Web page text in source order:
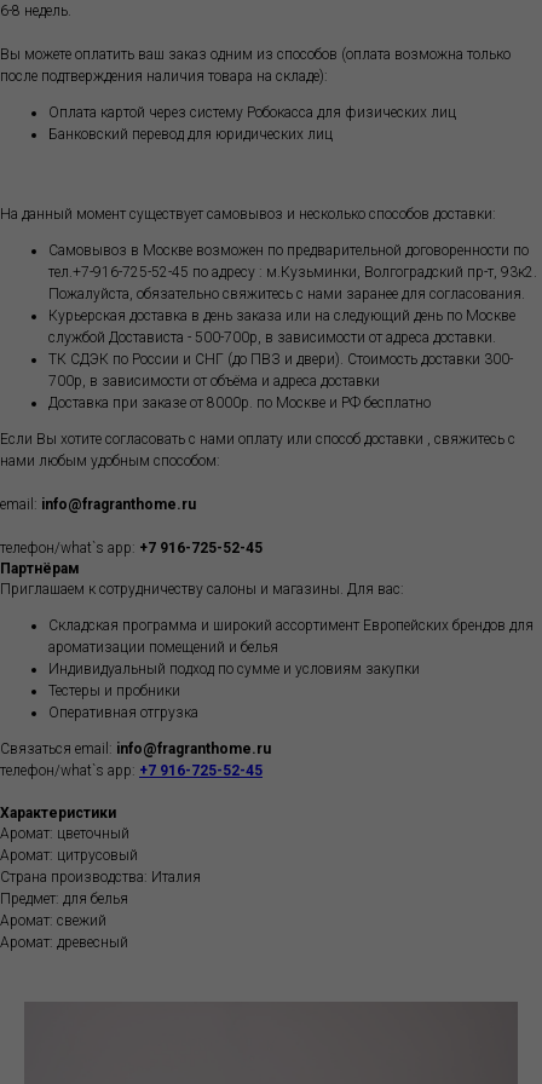
6-8 недель.
Вы можете оплатить ваш заказ одним из способов (оплата возможна только
после подтверждения наличия товара на складе):
Оплата картой через систему Робокасса для физических лиц
Банковский перевод для юридических лиц
На данный момент существует самовывоз и несколько способов доставки:
Самовывоз в Москве возможен по предварительной договоренности по
тел.+7-916-725-52-45 по адресу : м.Кузьминки, Волгоградский пр-т, 93к2.
Пожалуйста, обязательно свяжитесь с нами заранее для согласования.
Курьерская доставка в день заказа или на следующий день по Москве
службой Достависта - 500-700р, в зависимости от адреса доставки.
ТК СДЭК по России и СНГ (до ПВЗ и двери). Стоимость доставки 300-
700р, в зависимости от объёма и адреса доставки
Доставка при заказе от 8000р. по Москве и РФ бесплатно
Если Вы хотите согласовать с нами оплату или способ доставки , свяжитесь с
нами любым удобным способом:
email: info@fragranthome.ru
телефон/what`s app: +7 916-725-52-45
Партнёрам
Приглашаем к сотрудничеству салоны и магазины. Для вас:
Складская программа и широкий ассортимент Европейских брендов для
ароматизации помещений и белья
Индивидуальный подход по сумме и условиям закупки
Тестеры и пробники
Оперативная отгрузка
Связаться email: info@fragranthome.ru
телефон/what`s app: +7 916-725-52-45
Характеристики
Аромат: цветочный
Аромат: цитрусовый
Страна производства: Италия
Предмет: для белья
Аромат: свежий
Аромат: древесный